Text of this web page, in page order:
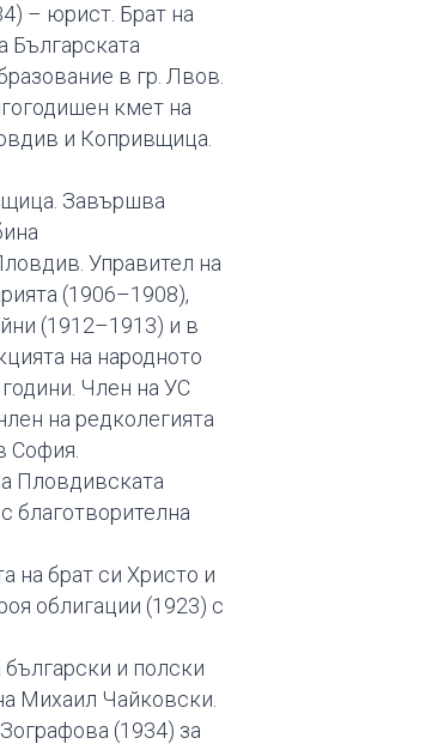
– юрист. Брат на
в гр. Лвов.
кмет на
и Копривщица.
Завършва
Управител на
(1906–1908),
(1912–1913) и в
на народното
Член на УС
на редколегията
София.
Пловдивската
благотворителна
на брат си Христо и
облигации (1923) с
и полски
Михаил Чайковски.
(1934) за